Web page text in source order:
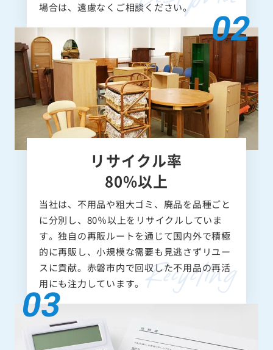
場合は、遠慮なくご相談ください。
リサイクル率
80%以上
当社は、不用品や粗大ゴミ、廃品を品種ごと
に分別し、80％以上をリサイクルしていま
す。独自の再販ルートを通じて国内外で積極
的に再販し、小規模な需要も見逃さずリユー
スに貢献。赤磐市内で回収した不用品の再活
用にも注力しています。